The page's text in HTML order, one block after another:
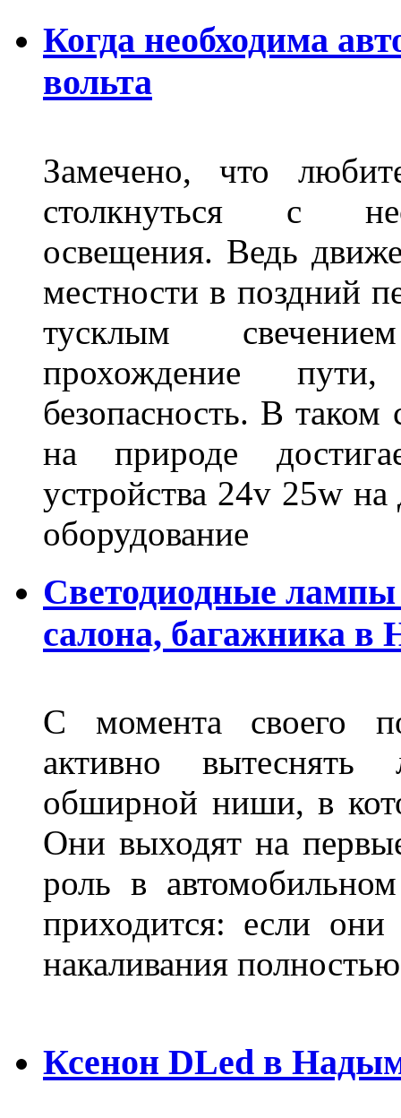
Когда необходима
вольта
Замечено, что
столкнуться с
освещения. Ведь
местности в поздний
тусклым
прохождение
безопасность. В
на природе
устройства 24v 25w
оборудование
Светодиодные лампы
салона, багажника в
С момента своего
активно
обширной ниши, в
Они выходят на
роль в
приходится: если
накаливания
Ксенон DLed в